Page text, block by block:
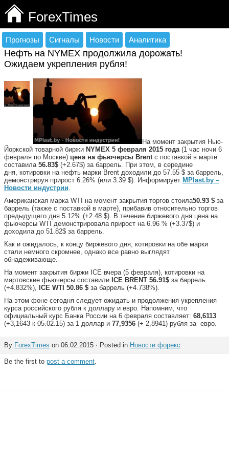
ForexTimes
Прогнозы Сигналы Новости Аналитика
Нефть на NYMEX продолжила дорожать!
Ожидаем укрепления рубля!
На момент закрытия Нью-
Йоркской товарной биржи NYMEX 5 февраля 2015 года (1 час ночи 6
февраля по Москве) цена на фьючерсы Brent с поставкой в марте
составила 56.83$ (+2.67$) за баррель. При этом, в середине
дня, котировки на нефть марки Brent доходили до 57.55 $ за баррель,
демонстрируя прирост 6.26% (или 3.39 $). Информирует MPlast.by –
Новости индустрии
Американская марка WTI на момент закрытия торгов стоила50.93 $ за
баррель (также с поставкой в марте), прибавив относительно торгов
предыдущего дня 5.12% (+2.48 $). В течение биржевого дня цена на
фьючерсы WTI демонстрировала прирост на 6.96 % (+3.37$) и
доходила до 51.82$ за баррель.
Как и ожидалось, к концу биржевого дня, котировки на обе марки
стали немного скромнее, однако все равно выглядят
обнадеживающе.
На момент закрытия биржи ICE вчера (5 февраля), котировки на
мартовские фьючерсы составили ICE BRENT 56.91$ за баррель
(+4.832%),
ICE WTI 50.86 $ за баррель (+4.738%).
На этом фоне сегодня следует ожидать и продолжения укрепления
курса российского рубля к доллару и евро. Напомним, что
официальный курс Банка России на 6 февраля составляет: 68,6113
(+3,1643 к 05.02.15) за 1 доллар и 77,9356 (+ 2,8941) рубля за евро.
By ForexTimes on 06.02.2015 · Posted in Новости форекс
Be the first to post a comment